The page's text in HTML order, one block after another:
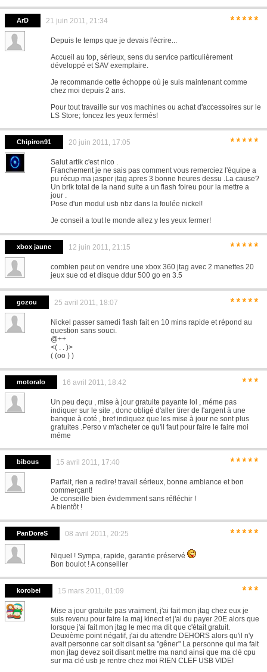
ArD 21 juin 2011, 21:34 *****
Depuis le temps que je devais l'écrire...
Accueil au top, sérieux, sens du service particulièrement
développé et SAV exemplaire.
Je recommande cette échoppe où je suis maintenant comme
chez moi depuis 2 ans.
Pour tout travaille sur vos machines ou achat d'accessoires sur le
LS Store; foncez les yeux fermés!
Chipiron91 20 juin 2011, 17:05 *****
Salut artik c'est nico .
Franchement je ne sais pas comment vous remerciez l'équipe a
pu récup ma jasper jtag apres 3 bonne heures dessu .La cause?
Un brik total de la nand suite a un flash foireu pour la mettre a
jour .
Pose d'un modul usb nbz dans la foulée nickel!
Je conseil a tout le monde allez y les yeux fermer!
xbox jaune 12 juin 2011, 21:15 *****
combien peut on vendre une xbox 360 jtag avec 2 manettes 20
jeux sue cd et disque ddur 500 go en 3.5
gozou 25 avril 2011, 18:07 *****
Nickel passer samedi flash fait en 10 mins rapide et répond au
question sans souci.
@++
<( . . )>
( (oo ) )
motoralo 16 avril 2011, 18:42 ***
Un peu deçu , mise à jour gratuite payante lol , méme pas
indiquer sur le site , donc obligé d'aller tirer de l'argent à une
banque à coté , bref indiquez que les mise à jour ne sont plus
gratuites .Perso v m'acheter ce qu'il faut pour faire le faire moi
méme
bibous 15 avril 2011, 17:40 *****
Parfait, rien a redire! travail sérieux, bonne ambiance et bon
commerçant!
Je conseille bien évidemment sans réfléchir !
A bientôt !
PanDoreS 08 avril 2011, 20:25 *****
Niquel ! Sympa, rapide, garantie préservé
Bon boulot ! A conseiller
korobei 15 mars 2011, 01:09 ***
Mise a jour gratuite pas vraiment, j'ai fait mon jtag chez eux je
suis revenu pour faire la maj kinect et j'ai du payer 20E alors que
lorsque j'ai fait mon jtag le mec ma dit que c'était gratuit.
Deuxième point négatif, j'ai du attendre DEHORS alors qu'il n'y
avait personne car soit disant sa "gêner" La personne qui ma fait
mon jtag devez soit disant mettre ma nand ainsi que ma clé cpu
sur ma clé usb je rentre chez moi RIEN CLEF USB VIDE!